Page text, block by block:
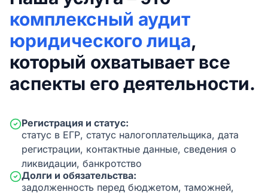
комплексный аудит
юридического лица,
который охватывает все
аспекты его деятельности.
Регистрация и статус:
статус в ЕГР, статус налогоплательщика, дата
регистрации, контактные данные, сведения о
ликвидации, банкротство
Долги и обязательства:
задолженность перед бюджетом, таможней,